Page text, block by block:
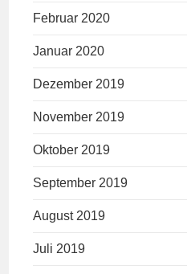
Februar 2020
Januar 2020
Dezember 2019
November 2019
Oktober 2019
September 2019
August 2019
Juli 2019